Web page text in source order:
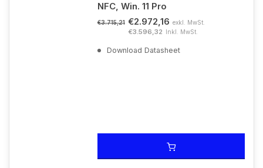
NFC, Win. 11 Pro
€3.715,21 €2.972,16 exkl. MwSt.
€3.596,32 Inkl. MwSt.
Download Datasheet